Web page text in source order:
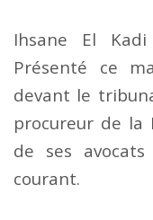
Ihsane El
Présenté ce
devant le
procureur de la
de ses
courant.